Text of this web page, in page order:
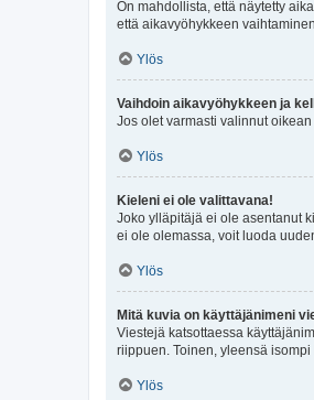
On mahdollista, että näytetty
että aikavyöhykkeen
Ylös
Vaihdoin aikavyöhykkeen ja
Jos olet varmasti valinnut
Ylös
Kieleni ei ole valittavana!
Joko ylläpitäjä ei ole asentanut
ei ole olemassa, voit luoda
Ylös
Mitä kuvia on käyttäjänimeni
Viestejä katsottaessa
riippuen. Toinen, yleensä
Ylös